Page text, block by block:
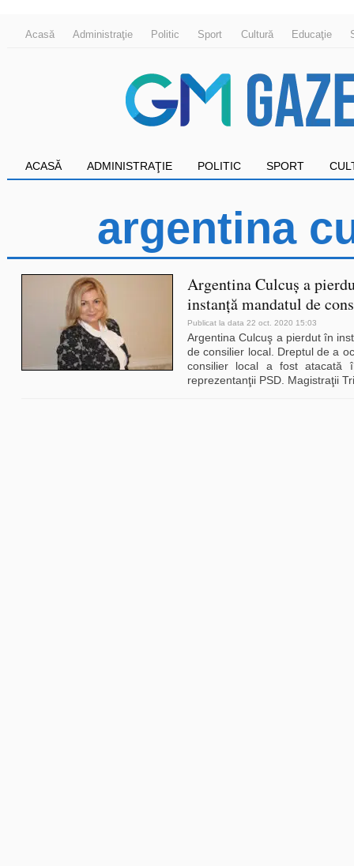
Acasă Administraţie Politic Sport Cultură Educaţie
ACASĂ ADMINISTRAŢIE POLITIC SPORT
argentina
Argentina Culcuş a
instanţă mandatul de
Publicat la data 22 oct. 2020 15:03
Argentina Culcuş a pierdut în
de consilier local. Dreptul de a
consilier local a fost atacată
reprezentanţii PSD. Magistraţii